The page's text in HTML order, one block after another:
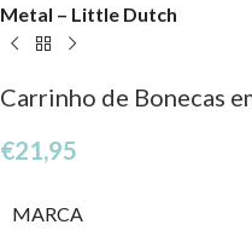
Metal – Little Dutch
Carrinho de Bonecas
€21,95
MARCA